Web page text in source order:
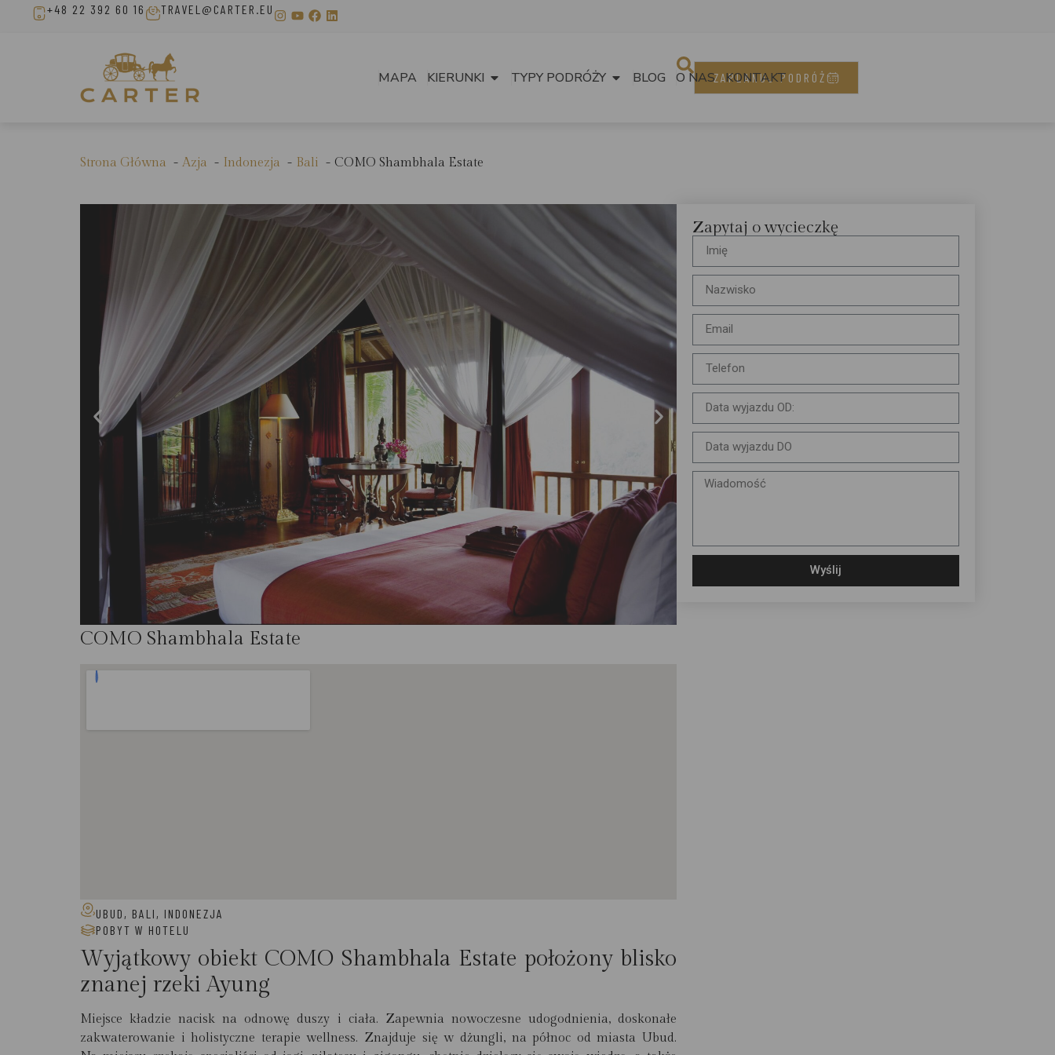
+48 22 392 60 16 TRAVEL@CARTER.EU
MAPA KIERUNKI TYPY PODRÓŻY BLOG O NAS KONTAKT
ZAPLANUJ PODRÓŻ
Strona Główna Azja Indonezja Bali COMO Shambhala Estate
COMO Shambhala Estate
UBUD, BALI, INDONEZJA
POBYT W HOTELU
Wyjątkowy obiekt COMO Shambhala Estate położony blisko
znanej rzeki Ayung
Miejsce kładzie nacisk na odnowę duszy i ciała. Zapewnia nowoczesne udogodnienia, doskonałe
zakwaterowanie i holistyczne terapie wellness. Znajduje się w dżungli, na północ od miasta Ubud.
Zapytaj o wycieczkę
Wyślij